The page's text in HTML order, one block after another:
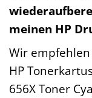
meinen HP
Wir
HP
656X Toner